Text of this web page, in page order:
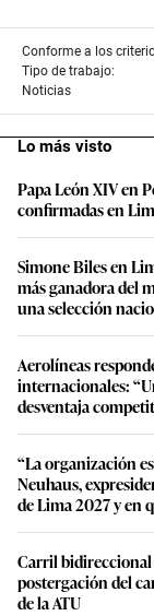
Conforme a los
Tipo de trabajo:
Noticias
Lo más visto
Papa León XIV en
confirmadas en
Simone Biles en
más ganadora del
una selección
Aerolíneas
internacionales:
desventaja
“La organización
Neuhaus,
de Lima 2027 y en
Carril bidireccional
postergación del
de la ATU